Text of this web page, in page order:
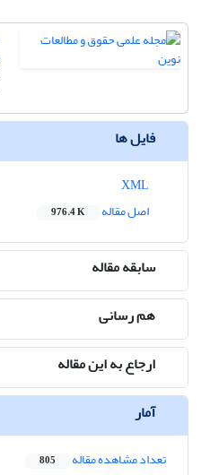
فایل ها
اصل مقاله
976.4 K
سابقه مقاله
هم رسانی
ارجاع به این مقاله
آمار
تعداد مشاهده مقاله 805